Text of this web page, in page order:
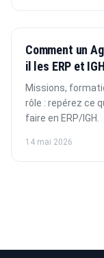
Comment un
il les ERP et
Missions,
rôle : repérez ce
faire en ERP/IGH.
14 mai 2026